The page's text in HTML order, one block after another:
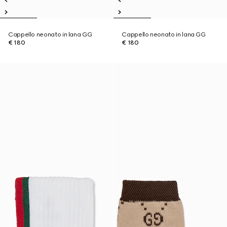
Cappello neonato in lana GG
€ 180
Cappello neonato in lana GG
€ 180